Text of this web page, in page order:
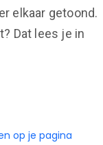
elkaar getoond.
Dat lees je in
op je pagina